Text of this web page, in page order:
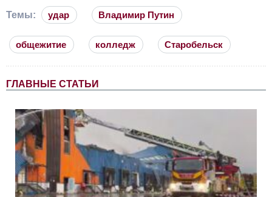
Темы: удар Владимир Путин
общежитие колледж Старобельск
ГЛАВНЫЕ СТАТЬИ